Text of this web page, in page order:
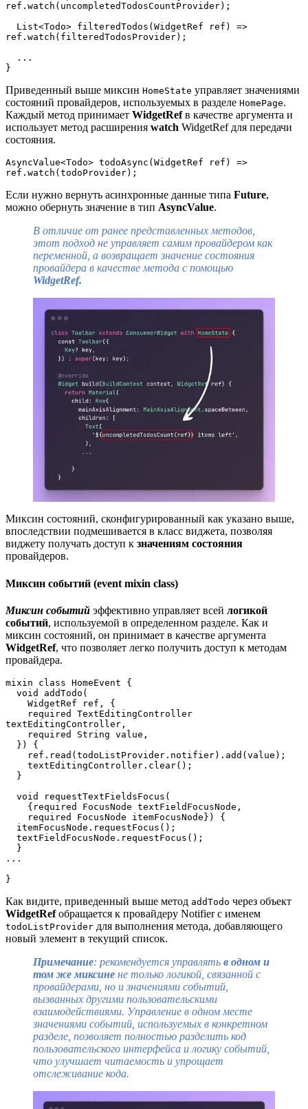
ref.watch(uncompletedTodosCountProvider);
ref.watch(filteredTodosProvider);
  ...
}
Приведенный выше миксин HomeState управляет значениями
состояний провайдеров, используемых в разделе HomePage.
Каждый метод принимает WidgetRefв качестве аргумента и
использует метод расширения watch WidgetRef для передачи
состояния.
AsyncValue<Todo> todoAsync(WidgetRef ref) =>
ref.watch(todoProvider);
Если нужно вернуть асинхронные данные типа Future,
можно обернуть значение в тип AsyncValue.
В отличие от ранее представленных методов,
этот подход не управляет самим провайдером как
переменной, а возвращает значение состояния
провайдера в качестве метода с помощью
WidgetRef.
Миксин состояний, сконфигурированный как указано выше,
впоследствии подмешивается в класс виджета, позволяя
виджету получать доступ к значениям состояния
провайдеров.
Миксин событий (event mixin class)
Миксин событий эффективно управляет всей логикой
событий, используемой в определенном разделе. Как и
миксин состояний, он принимает в качестве аргумента
WidgetRef, что позволяет легко получить доступ к методам
провайдера.
mixin class HomeEvent {
  void addTodo(
    WidgetRef ref, {
textEditingController,
    required String value,
  }) {
    ref.read(todoListProvider.notifier).add(value);
    textEditingController.clear();
  }
  void requestTextFieldsFocus(
    {required FocusNode textFieldFocusNode,
    required FocusNode itemFocusNode}) {
  itemFocusNode.requestFocus();
  textFieldFocusNode.requestFocus();
  }
...
}
Как видите, приведенный выше метод addTodo через объект
WidgetRefобращается к провайдеру Notifier с именем
todoListProvider для выполнения метода, добавляющего
новый элемент в текущий список.
Примечание: рекомендуется управлять в одном и
том же миксине не только логикой, связанной с
провайдерами, но и значениями событий,
вызванных другими пользовательскими
взаимодействиями. Управление в одном месте
значениями событий, используемых в конкретном
разделе, позволяет полностью разделить код
пользовательского интерфейса и логику событий,
что улучшает читаемость и упрощает
отслеживание кода.